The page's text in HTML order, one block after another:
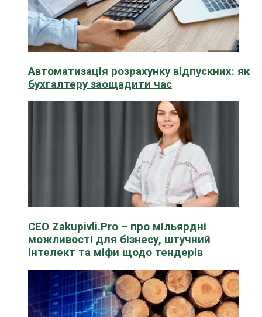
Автоматизація розрахунку відпускних: як
бухгалтеру заощадити час
CEO Zakupivli.Pro – про мільярдні
можливості для бізнесу, штучний
інтелект та міфи щодо тендерів